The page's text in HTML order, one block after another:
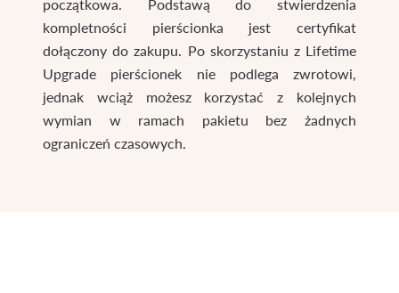
kompletności pierścionka jest certyfikat
dołączony do zakupu. Po skorzystaniu z Lifetime
Upgrade pierścionek nie podlega zwrotowi,
jednak wciąż możesz korzystać z kolejnych
wymian w ramach pakietu bez żadnych
ograniczeń czasowych.